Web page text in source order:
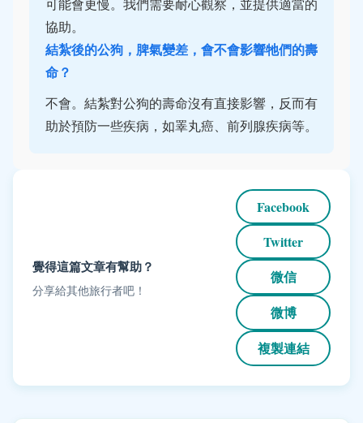
可能會更慢。我們需要耐心觀察，並提供適當的
協助。
結紮後的公狗，脾氣變差，會不會影響牠們的壽
命？
不會。結紮對公狗的壽命沒有直接影響，反而有
助於預防一些疾病，如睪丸癌、前列腺疾病等。
覺得這篇文章有幫助？
分享給其他旅行者吧！
Facebook
Twitter
微信
微博
複製連結